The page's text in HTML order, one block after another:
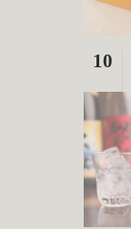
10